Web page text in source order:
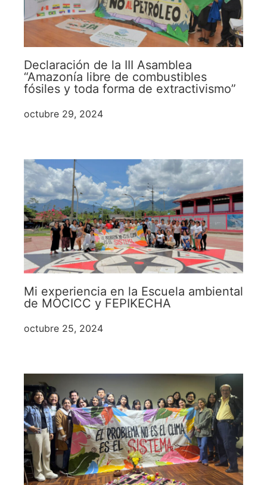
Declaración de la III Asamblea
“Amazonía libre de combustibles
fósiles y toda forma de extractivismo”
octubre 29, 2024
Mi experiencia en la Escuela ambiental
de MOCICC y FEPIKECHA
octubre 25, 2024